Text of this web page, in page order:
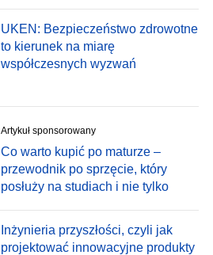
UKEN: Bezpieczeństwo zdrowotne
to kierunek na miarę
współczesnych wyzwań
Artykuł sponsorowany
Co warto kupić po maturze –
przewodnik po sprzęcie, który
posłuży na studiach i nie tylko
Inżynieria przyszłości, czyli jak
projektować innowacyjne produkty